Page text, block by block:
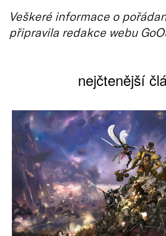
Veškeré informace o
připravila redakce webu
nejčtenější